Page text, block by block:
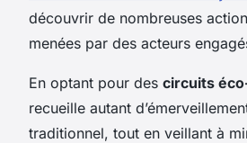
découvrir de nombreuses
menées par des acteurs
En optant pour des circuits
recueille autant
traditionnel, tout en veillant à